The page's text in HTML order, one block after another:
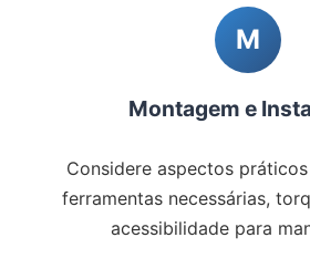
M
Montagem e
Considere aspectos
ferramentas necessárias,
acessibilidade para